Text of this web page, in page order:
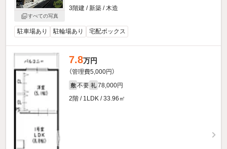
すべての写真
3階建 / 新築 / 木造
駐車場あり 駐輪場あり 宅配ボックス
7.8万円
（管理費5,000円）
敷 不要 礼 78,000円
2階 / 1LDK / 33.96㎡